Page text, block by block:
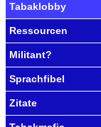
Tabaklobby
Ressourcen
Militant?
Sprachfibel
Zitate